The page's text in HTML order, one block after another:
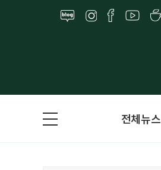
전체뉴스